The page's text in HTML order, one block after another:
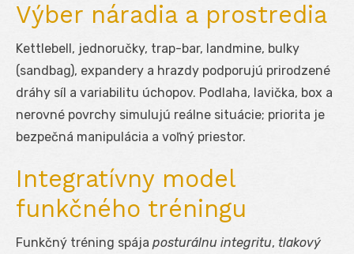
Výber náradia a prostredia
Kettlebell, jednoručky, trap-bar, landmine, bulky
(sandbag), expandery a hrazdy podporujú prirodzené
dráhy síl a variabilitu úchopov. Podlaha, lavička, box a
nerovné povrchy simulujú reálne situácie; priorita je
bezpečná manipulácia a voľný priestor.
Integratívny model
funkčného tréningu
Funkčný tréning spája posturálnu integritu, tlakový